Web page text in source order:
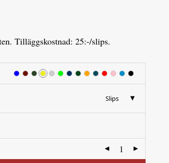
Tilläggskostnad: 25:-/slips.
Slips